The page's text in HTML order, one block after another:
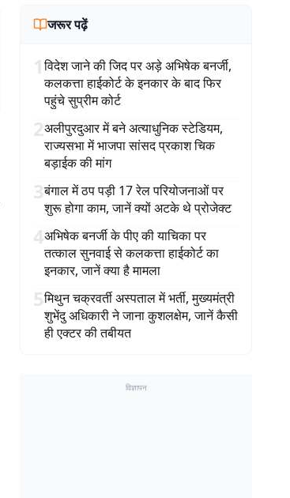
जरूर पढ़ें
1विदेश जाने की जिद पर अड़े अभिषेक बनर्जी,
कलकत्ता हाईकोर्ट के इनकार के बाद फिर
पहुंचे सुप्रीम कोर्ट
2अलीपुरदुआर में बने अत्याधुनिक स्टेडियम,
राज्यसभा में भाजपा सांसद प्रकाश चिक
बड़ाईक की मांग
3बंगाल में ठप पड़ी 17 रेल परियोजनाओं पर
शुरू होगा काम, जानें क्यों अटके थे प्रोजेक्ट
4अभिषेक बनर्जी के पीए की याचिका पर
तत्काल सुनवाई से कलकत्ता हाईकोर्ट का
इनकार, जानें क्या है मामला
5मिथुन चक्रवर्ती अस्पताल में भर्ती, मुख्यमंत्री
शुभेंदु अधिकारी ने जाना कुशलक्षेम, जानें कैसी
ही एक्टर की तबीयत
विज्ञापन